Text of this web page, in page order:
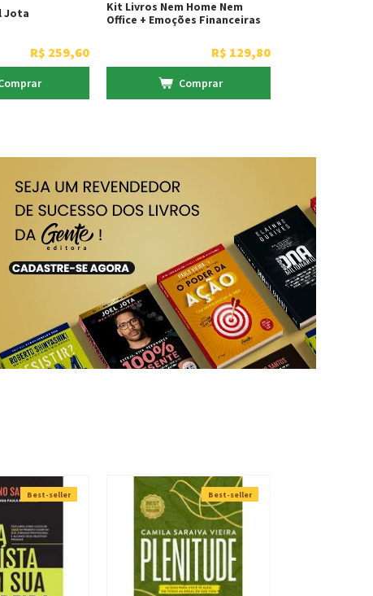
Jota
R$ 259,60
Kit Livros Nem Home Nem
Office + Emoções Financeiras
R$ 129,80
Comprar
Best-seller Best-seller